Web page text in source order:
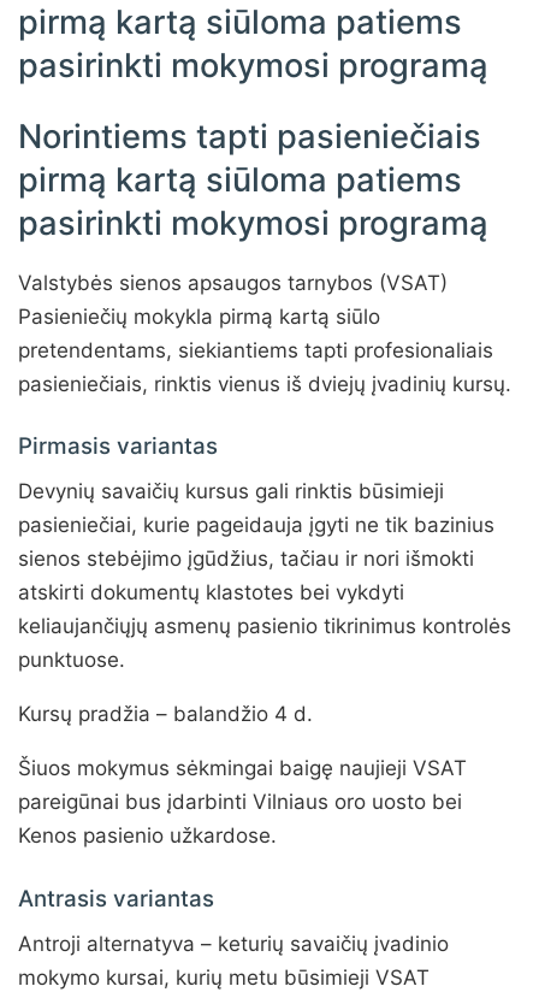
pirmą kartą siūloma patiems
pasirinkti mokymosi programą
Norintiems tapti pasieniečiais
pirmą kartą siūloma patiems
pasirinkti mokymosi programą
Valstybės sienos apsaugos tarnybos (VSAT)
Pasieniečių mokykla pirmą kartą siūlo
pretendentams, siekiantiems tapti profesionaliais
pasieniečiais, rinktis vienus iš dviejų įvadinių kursų.
Pirmasis variantas
Devynių savaičių kursus gali rinktis būsimieji
pasieniečiai, kurie pageidauja įgyti ne tik bazinius
sienos stebėjimo įgūdžius, tačiau ir nori išmokti
atskirti dokumentų klastotes bei vykdyti
keliaujančiųjų asmenų pasienio tikrinimus kontrolės
punktuose.
Kursų pradžia – balandžio 4 d.
Šiuos mokymus sėkmingai baigę naujieji VSAT
pareigūnai bus įdarbinti Vilniaus oro uosto bei
Kenos pasienio užkardose.
Antrasis variantas
Antroji alternatyva – keturių savaičių įvadinio
mokymo kursai, kurių metu būsimieji VSAT